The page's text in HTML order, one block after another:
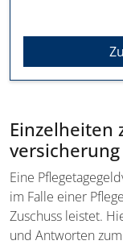
Einzelheiten
versicherung
Eine
im Falle einer
Zuschuss leistet.
und Antworten